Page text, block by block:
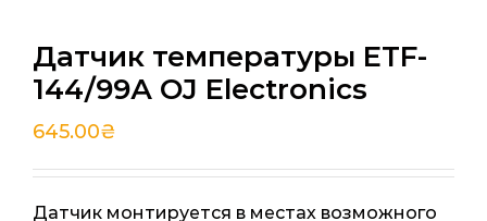
Датчик температуры ETF-
144/99А OJ Electronics
645.00₴
Датчик монтируется в местах возможного